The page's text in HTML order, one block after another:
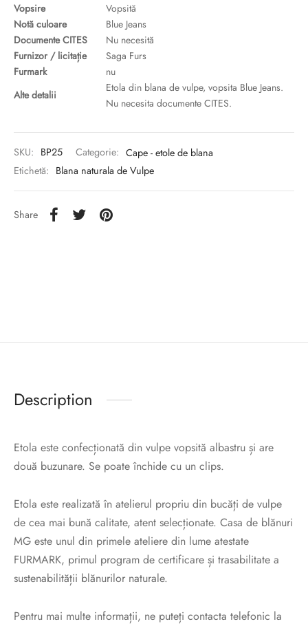
Vopsire
Vopsită
Notă culoare
Blue Jeans
Documente CITES
Nu necesită
Furnizor / licitație
Saga Furs
Furmark
nu
Alte detalii
Etola din blana de vulpe, vopsita Blue Jeans.
Nu necesita documente CITES.
SKU: BP25 Categorie: Cape - etole de blana
Etichetă: Blana naturala de Vulpe
Share
Description
Etola este confecționată din vulpe vopsită albastru și are
două buzunare. Se poate închide cu un clips.
Etola este realizată în atelierul propriu din bucăți de vulpe
de cea mai bună calitate, atent selecționate. Casa de blănuri
MG este unul din primele ateliere din lume atestate
FURMARK, primul program de certificare și trasabilitate a
sustenabilității blănurilor naturale.
Pentru mai multe informații, ne puteți contacta telefonic la